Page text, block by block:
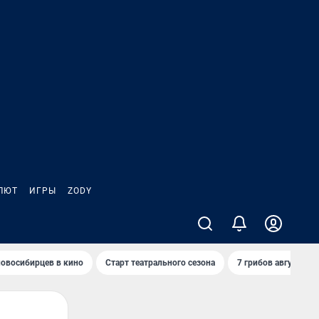
ИГРЫ ZODY
в кино Старт театрального сезона 7 грибов августа